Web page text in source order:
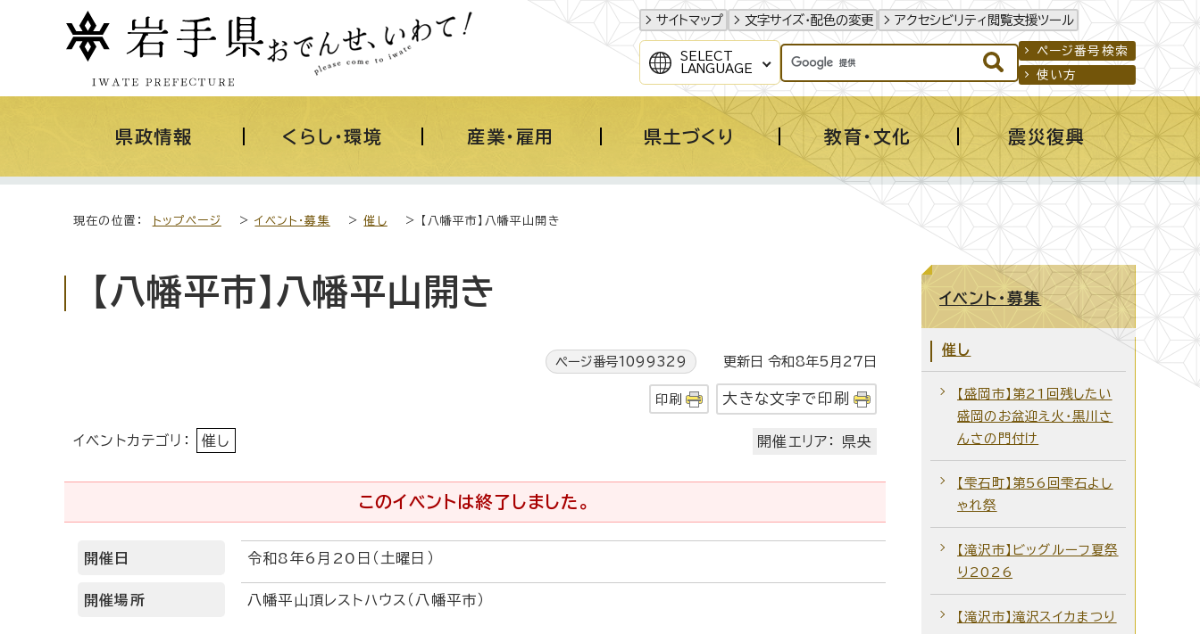
サイトマップ 文字サイズ・配色の変更 アクセシビリティ閲覧支援ツール
SELECT
LANGUAGE
ページ番号検索
使い方
県政情報 くらし・環境 産業・雇用 県土づくり 教育・文化 震災復興
現在の位置： トップページ >イベント・募集 >催し > 【八幡平市】八幡平山開き
【八幡平市】八幡平山開き
ページ番号1099329 更新日 令和8年5月27日
印刷 大きな文字で印刷
イベントカテゴリ： 催し 開催エリア： 県央
このイベントは終了しました。
開催日 令和8年6月20日（土曜日）
開催場所 八幡平山頂レストハウス（八幡平市）
イベント・募集
催し
【盛岡市】第21回残したい
盛岡のお盆迎え火・黒川さ
んさの門付け
【雫石町】第56回雫石よし
ゃれ祭
【滝沢市】ビッグルーフ夏祭
り2026
【滝沢市】滝沢スイカまつり